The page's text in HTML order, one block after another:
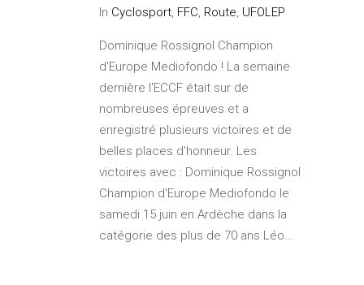
In Cyclosport, FFC, Route, UFOLEP
Dominique Rossignol Champion
d'Europe Mediofondo ! La semaine
dernière l'ECCF était sur de
nombreuses épreuves et a
enregistré plusieurs victoires et de
belles places d'honneur. Les
victoires avec : Dominique Rossignol
Champion d'Europe Mediofondo le
samedi 15 juin en Ardèche dans la
catégorie des plus de 70 ans Léo...